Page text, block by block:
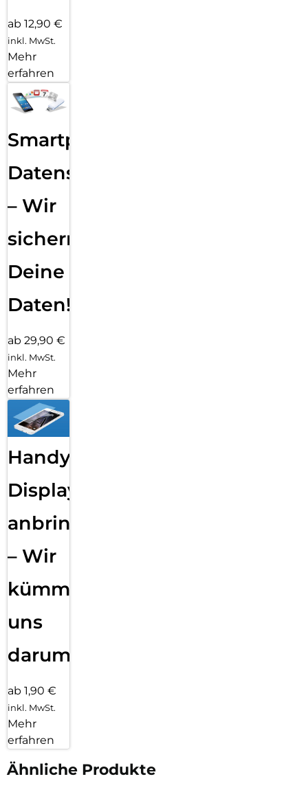
ab 12,90 €
inkl. MwSt.
Mehr
erfahren
Smartphone
Datensicherung
– Wir
sichern
Deine
Daten!
ab 29,90 €
inkl. MwSt.
Mehr
erfahren
Handy
Displayfolie
anbringen
– Wir
kümmern
uns
darum!
ab 1,90 €
inkl. MwSt.
Mehr
erfahren
Ähnliche Produkte